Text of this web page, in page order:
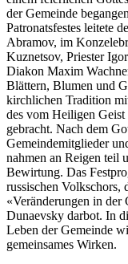
der Gemeinde
Patronatsfestes leitete
Abramov, im
Kuznetsov, Priester
Diakon Maxim
Blättern, Blumen und
kirchlichen Tradition
des vom Heiligen
gebracht. Nach dem
Gemeindemitglieder
nahmen an Reigen teil
Bewirtung. Das
russischen Volkschors,
«Veränderungen in
Dunaevsky darbot. In
Leben der Gemeinde
gemeinsames Wirken.